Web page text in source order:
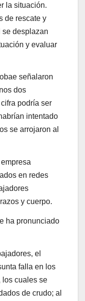
la situación.
de rescate y
se desplazan
y evaluar
señalaron
dos
podría ser
intentado
se arrojaron al
en redes
y cuerpo.
ha pronunciado
el
falla en los
los cuales se
de crudo; al